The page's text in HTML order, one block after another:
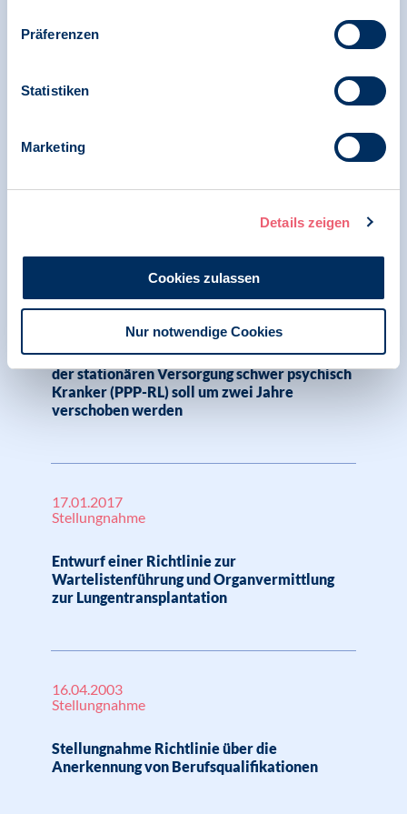
Präferenzen
Statistiken
Marketing
Details zeigen
Cookies zulassen
Nur notwendige Cookies
24.01.2024
Pressemitteilung | Psychologie und Gesundheit
Viel Bürokratie und wenig Nutzen –
Psychotherapie geht nach G-BA-Beschluss in
20.10.2023
Pressemitteilung | PsychThG
Umsetzung der Richtlinie zur Verbesserung
der stationären Versorgung schwer psychisch
Kranker (PPP-RL) soll um zwei Jahre
verschoben werden
17.01.2017
Stellungnahme
Entwurf einer Richtlinie zur
Wartelistenführung und Organvermittlung
zur Lungentransplantation
16.04.2003
Stellungnahme
Stellungnahme Richtlinie über die
Anerkennung von Berufsqualifikationen